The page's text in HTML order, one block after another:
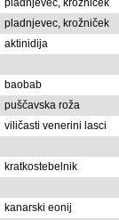
pladnjevec, krožniček
pladnjevec, krožniček
aktinidija
baobab
puščavska roža
viličasti venerini lasci
kratkostebelnik
kanarski eonij